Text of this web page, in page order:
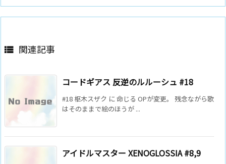
 関連記事
コードギアス 反逆のルルーシュ #18
#18 枢木スザク に 命じる OPが変更。 残念ながら歌
はそのままで絵のほうが ...
アイドルマスター XENOGLOSSIA #8,9